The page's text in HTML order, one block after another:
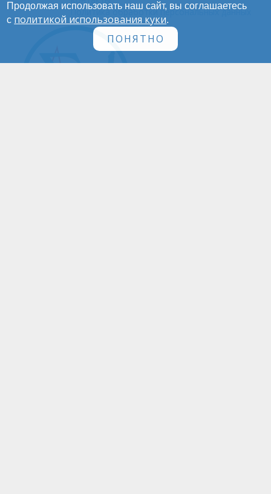
Политика обработки персональных данных
Продолжая использовать наш сайт, вы соглашаетесь
с политикой использования куки.
ПОНЯТНО